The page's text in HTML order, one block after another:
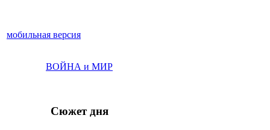
мобильная версия
ВОЙНА и МИР
Сюжет дня